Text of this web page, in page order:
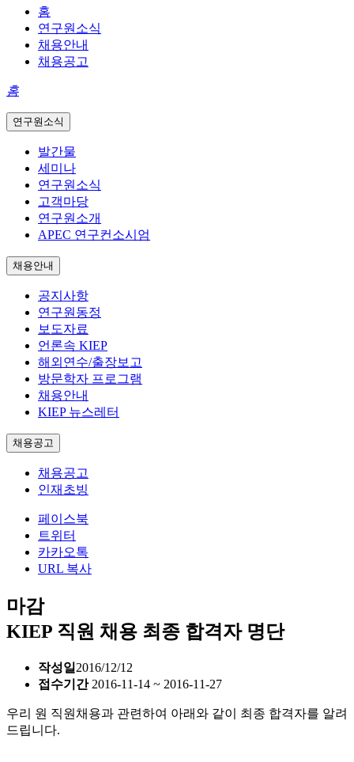
홈
연구원소식
채용안내
채용공고
홈
연구원소식
발간물
세미나
연구원소식
고객마당
연구원소개
APEC 연구컨소시엄
채용안내
공지사항
연구원동정
보도자료
언론속 KIEP
해외연수/출장보고
방문학자 프로그램
채용안내
KIEP 뉴스레터
채용공고
채용공고
인재초빙
페이스북
트위터
카카오톡
URL 복사
마감
KIEP 직원 채용 최종 합격자 명단
작성일 2016/12/12
접수기간 2016-11-14 ~ 2016-11-27
우리 원 직원채용과 관련하여 아래와 같이 최종 합격자를 알려
드립니다.